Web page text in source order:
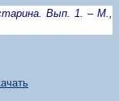
Вып. 1. – М.,